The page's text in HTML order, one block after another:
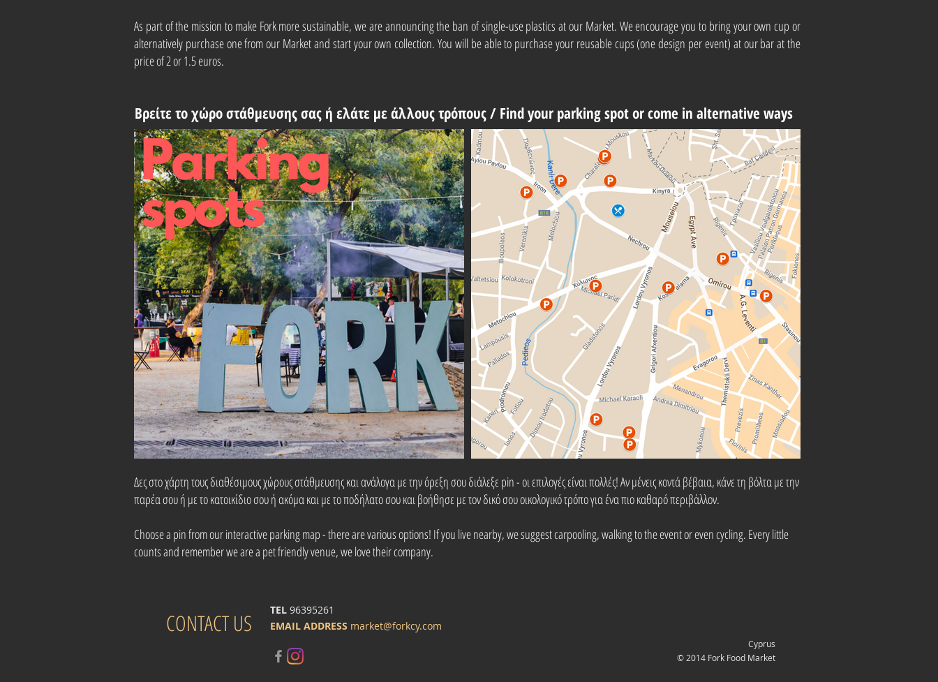
As part of the mission to make Fork more sustainable, we are announcing the ban of single-use plastics at our Market. We encourage you to bring your own cup or
alternatively purchase one from our Market and start your own collection. You will be able to purchase your reusable cups (one design per event) at our bar at the
price of 2 or 1.5 euros.
Βρείτε το χώρο στάθμευσης σας ή ελάτε με άλλους τρόπους / Find your parking spot or come in alternative ways
Δες στο χάρτη τους διαθέσιμους χώρους στάθμευσης και ανάλογα με την όρεξη σου διάλεξε pin - οι επιλογές είναι πολλές! Αν μένεις κοντά βέβαια, κάνε τη βόλτα με την
παρέα σου ή με το κατοικίδιο σου ή ακόμα και με το ποδήλατο σου και βοήθησε με τον δικό σου οικολογικό τρόπο για ένα πιο καθαρό περιβάλλον.
Choose a pin from our interactive parking map - there are various options! If you live nearby, we suggest carpooling, walking to the event or even cycling. Every little
counts and remember we are a pet friendly venue, we love their company.
TEL 96395261
EMAIL ADDRESS market@forkcy.com
CONTACT US
Cyprus
© 2014 Fork Food Market